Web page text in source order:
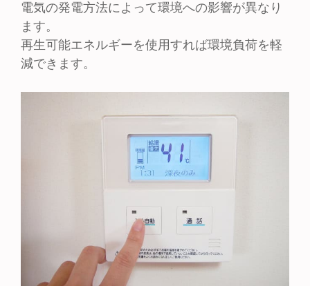
電気の発電方法によって環境への影響が異なり
ます。
再生可能エネルギーを使用すれば環境負荷を軽
減できます。